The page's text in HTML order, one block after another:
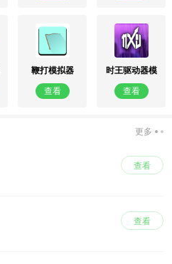
鞭打模拟器
查看
时王驱动器模
拟器豪华版
查看
更多
查看
查看